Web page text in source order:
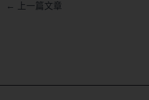
← 上一篇文章